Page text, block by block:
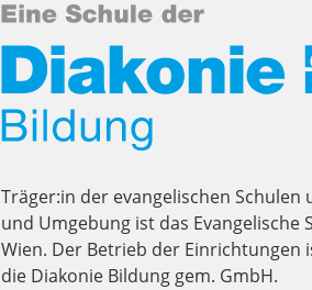
Träger:in der evangelischen Schulen
und Umgebung ist das Evangelische
Wien. Der Betrieb der Einrichtungen
die Diakonie Bildung gem. GmbH.